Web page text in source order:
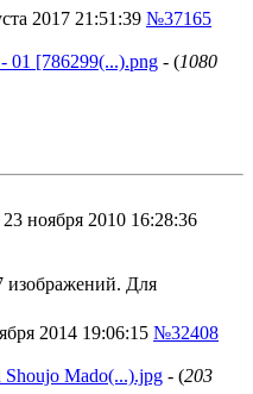
2017 21:51:39 №37165
01 [786299(...).png - (1080
ноября 2010 16:28:36
Для
2014 19:06:15 №32408
Mado(...).jpg - (203